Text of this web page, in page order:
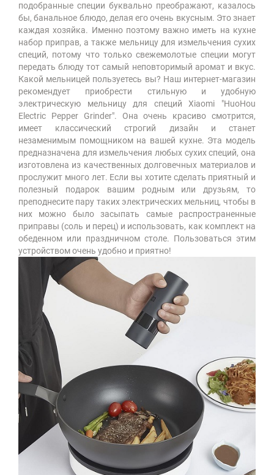
подобранные специи буквально преображают, казалось
бы, банальное блюдо, делая его очень вкусным. Это знает
каждая хозяйка. Именно поэтому важно иметь на кухне
набор приправ, а также мельницу для измельчения сухих
специй, потому что только свежемолотые специи могут
передать блюду тот самый неповторимый аромат и вкус.
Какой мельницей пользуетесь вы? Наш интернет-магазин
рекомендует приобрести стильную и удобную
электрическую мельницу для специй Xiaomi "HuoHou
Electric Pepper Grinder". Она очень красиво смотрится,
имеет классический строгий дизайн и станет
незаменимым помощником на вашей кухне. Эта модель
предназначена для измельчения любых сухих специй, она
изготовлена из качественных долговечных материалов и
прослужит много лет. Если вы хотите сделать приятный и
полезный подарок вашим родным или друзьям, то
преподнесите пару таких электрических мельниц, чтобы в
них можно было засыпать самые распространенные
приправы (соль и перец) и использовать, как комплект на
обеденном или праздничном столе. Пользоваться этим
устройством очень удобно и приятно!